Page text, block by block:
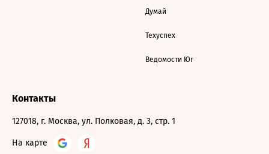
Думай
Техуспех
Ведомости Юг
Контакты
127018, г. Москва, ул. Полковая, д. 3, стр. 1
На карте